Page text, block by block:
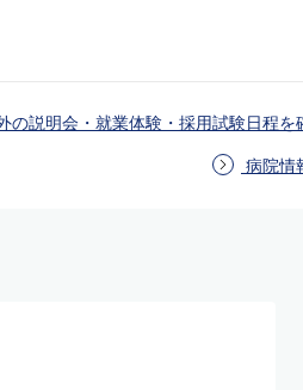
の説明会・就業体験・採用試験日程を
病院情